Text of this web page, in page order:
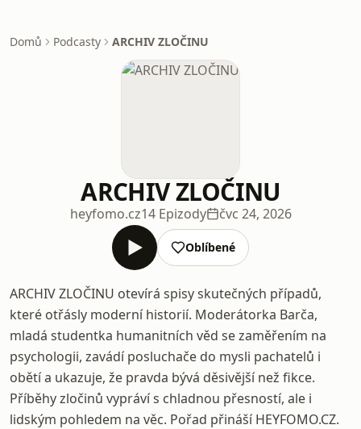
Domů Podcasty ARCHIV ZLOČINU
ARCHIV ZLOČINU
heyfomo.cz14 Epizody čvc 24, 2026
Oblíbené
ARCHIV ZLOČINU otevírá spisy skutečných případů,
které otřásly moderní historií. Moderátorka Barča,
mladá studentka humanitních věd se zaměřením na
psychologii, zavádí posluchače do mysli pachatelů i
obětí a ukazuje, že pravda bývá děsivější než fikce.
Příběhy zločinů vypráví s chladnou přesností, ale i
lidským pohledem na věc. Pořad přináší HEYFOMO.CZ.